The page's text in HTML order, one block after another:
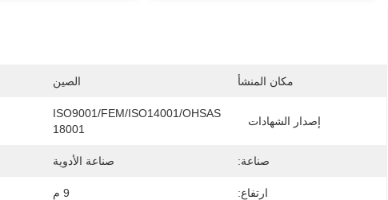
مكان المنشأ الصين
إصدار الشهادات
ISO9001/FEM/ISO14001/OHSAS
18001
صناعة: صناعة الأدوية
ارتفاع: 9 م